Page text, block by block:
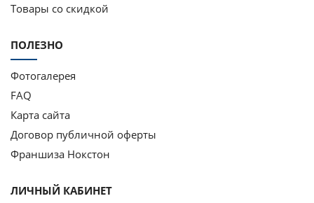
Товары со скидкой
ПОЛЕЗНО
Фотогалерея
FAQ
Карта сайта
Договор публичной оферты
Франшиза Нокстон
ЛИЧНЫЙ КАБИНЕТ